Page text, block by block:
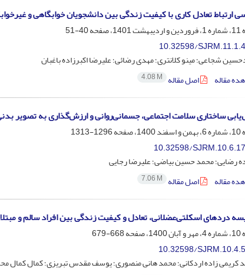
ارتباط تعادل کاری با کیفیت زندگی بین دانشجویان خوابگاهی و
صفحه
40-51
10.32598/SJRM.11.1.4
شجاعی؛ مینو کلانتری؛ مهدی رضائی؛ علیرضا اکبرزاده باغبان
مقاله
اصل مقاله 4.08 M
ساختاری سلامت اجتماعی، جسمانی‌روانی و ارزش‌گذاری به تصویر
صفحه
1296-1313
10.32598/SJRM.10.6.17
رضایی؛ محمد حسین بیاضی؛ علیرضا رجایی
مقاله
اصل مقاله 7.06 M
دردهای اسکلتی‌عضلانی، تعادل و کیفیت زندگی بین افراد سالم و مبتلا
صفحه
668-679
10.32598/SJRM.10.4.5
کریمی زاده اردکانی؛ محمد هانی منصوری؛ یوسف مقدس تبریزی؛ کمال کمال